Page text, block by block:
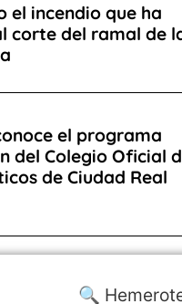
el incendio que ha
corte del ramal de
el programa
del Colegio Oficial
de Ciudad Real
🔍